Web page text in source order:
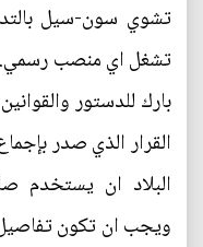
تشوي سون-سيل
تشغل اي منصب رسمي.
بارك للدستور
القرار الذي صدر
البلاد ان يستخدم
ويجب ان تكون